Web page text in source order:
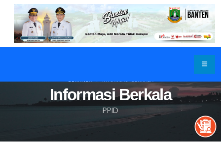
Informasi Berkala
PPID
BERANDA INFORMASI BERKALA